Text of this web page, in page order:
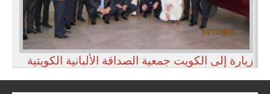
زيارة إلى الكويت جمعية الصداقة الألبانية الكويتية